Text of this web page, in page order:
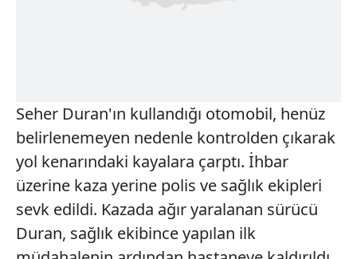
Seher Duran'ın kullandığı otomobil, henüz
belirlenemeyen nedenle kontrolden çıkarak
yol kenarındaki kayalara çarptı. İhbar
üzerine kaza yerine polis ve sağlık ekipleri
sevk edildi. Kazada ağır yaralanan sürücü
Duran, sağlık ekibince yapılan ilk